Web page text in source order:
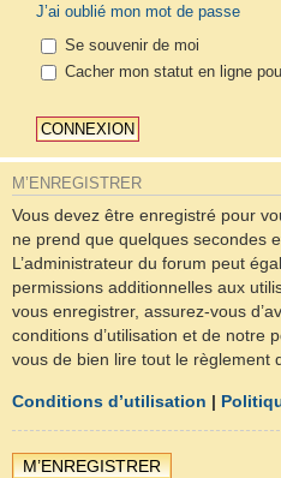
J’ai oublié mon mot de passe
Se souvenir de moi
Cacher mon statut en ligne
M’ENREGISTRER
Vous devez être enregistré pour
ne prend que quelques secondes
L’administrateur du forum peut
permissions additionnelles aux
vous enregistrer, assurez-vous
conditions d’utilisation et de notre
vous de bien lire tout le règlement
Conditions d’utilisation |
M’ENREGISTRER